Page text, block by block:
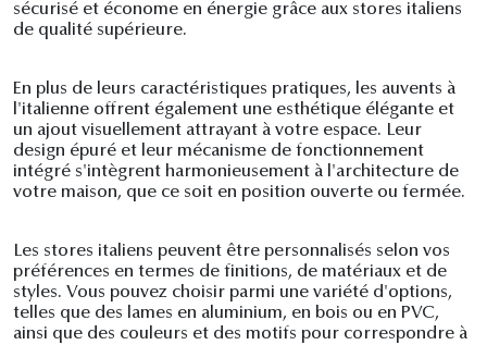
sécurisé et économe en énergie grâce aux stores italiens
de qualité supérieure.
En plus de leurs caractéristiques pratiques, les auvents à
l'italienne offrent également une esthétique élégante et
un ajout visuellement attrayant à votre espace. Leur
design épuré et leur mécanisme de fonctionnement
intégré s'intègrent harmonieusement à l'architecture de
votre maison, que ce soit en position ouverte ou fermée.
Les stores italiens peuvent être personnalisés selon vos
préférences en termes de finitions, de matériaux et de
styles. Vous pouvez choisir parmi une variété d'options,
telles que des lames en aluminium, en bois ou en PVC,
ainsi que des couleurs et des motifs pour correspondre à